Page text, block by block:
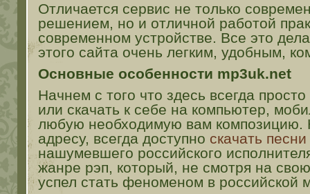
Отличается сервис не только
решением, но и отличной работой
современном устройстве. Все это
этого сайта очень легким, удобным,
Основные особенности mp3uk.net
Начнем с того что здесь всегда
или скачать к себе на компьютер,
любую необходимую вам композицию.
адресу, всегда доступно скачать
нашумевшего российского
жанре рэп, который, не смотря на
успел стать феноменом в российской